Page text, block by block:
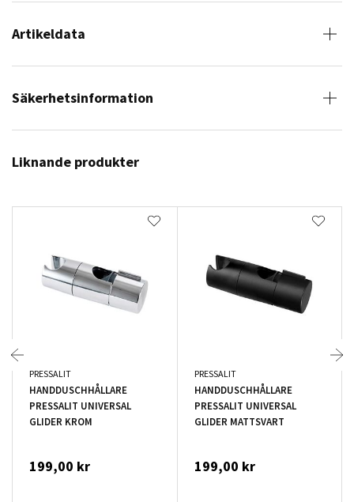
Artikeldata
Säkerhetsinformation
Liknande produkter
PRESSALIT
HANDDUSCHHÅLLARE
PRESSALIT UNIVERSAL
GLIDER KROM
199,00 kr
PRESSALIT
HANDDUSCHHÅLLARE
PRESSALIT UNIVERSAL
GLIDER MATTSVART
199,00 kr